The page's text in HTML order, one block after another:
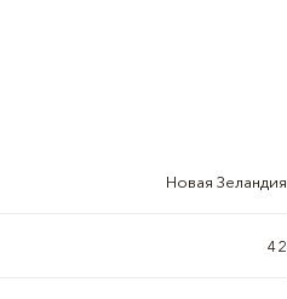
Новая Зеландия
42